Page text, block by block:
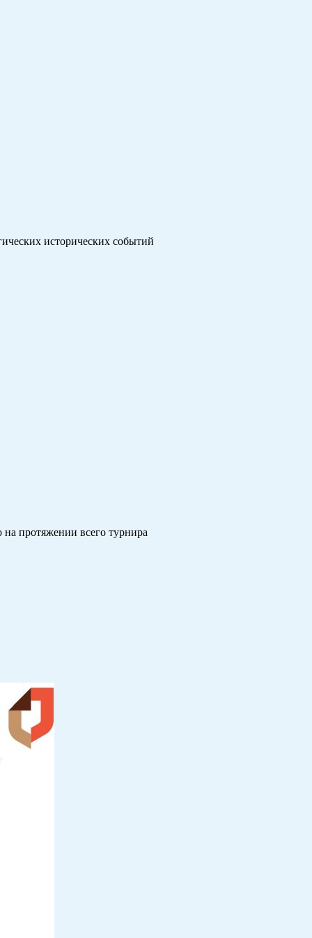
исторических событий
протяжении всего турнира